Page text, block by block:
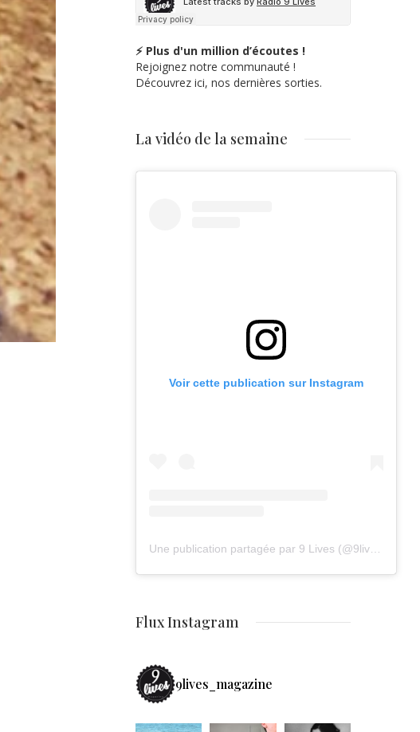
⚡ Plus d'un million d’écoutes !
Rejoignez notre communauté !
Découvrez ici, nos dernières sorties.
La vidéo de la semaine
Voir cette publication sur Instagram
Flux Instagram
9lives_magazine